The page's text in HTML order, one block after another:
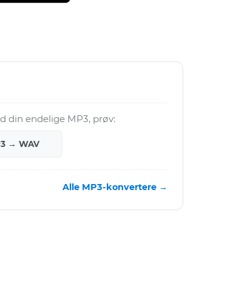
din endelige MP3, prøv:
→ WAV
Alle MP3-konvertere →